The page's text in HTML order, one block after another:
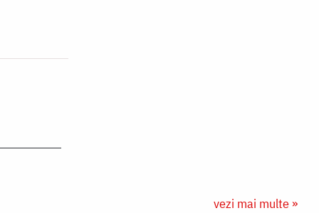
vezi mai multe »